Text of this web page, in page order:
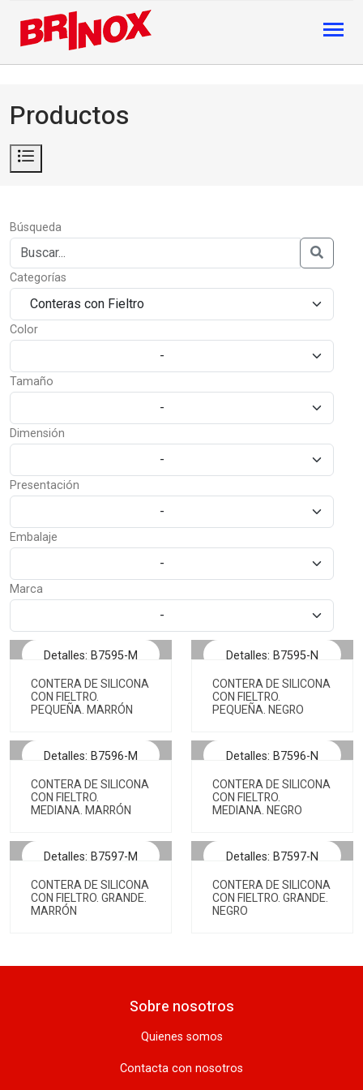
Productos
Búsqueda
Categorías
Color
-
Tamaño
-
Dimensión
-
Presentación
-
Embalaje
-
Marca
-
Detalles: B7595-M
CONTERA DE SILICONA
CON FIELTRO.
PEQUEÑA. MARRÓN
Detalles: B7595-N
CONTERA DE SILICONA
CON FIELTRO.
PEQUEÑA. NEGRO
Detalles: B7596-M
CONTERA DE SILICONA
CON FIELTRO.
MEDIANA. MARRÓN
Detalles: B7596-N
CONTERA DE SILICONA
CON FIELTRO.
MEDIANA. NEGRO
Detalles: B7597-M
CONTERA DE SILICONA
CON FIELTRO. GRANDE.
MARRÓN
Detalles: B7597-N
CONTERA DE SILICONA
CON FIELTRO. GRANDE.
NEGRO
Sobre nosotros
Quienes somos
Contacta con nosotros